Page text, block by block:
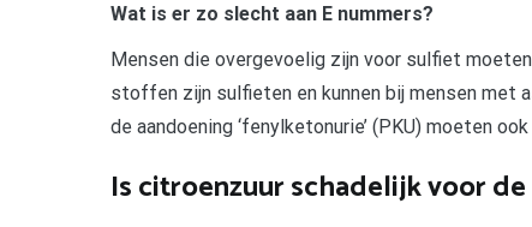
Wat is er zo slecht aan E nummers?
Mensen die overgevoelig zijn voor sulfiet
stoffen zijn sulfieten en kunnen bij mensen met
de aandoening ‘fenylketonurie’ (PKU) moeten
Is citroenzuur schadelijk voor